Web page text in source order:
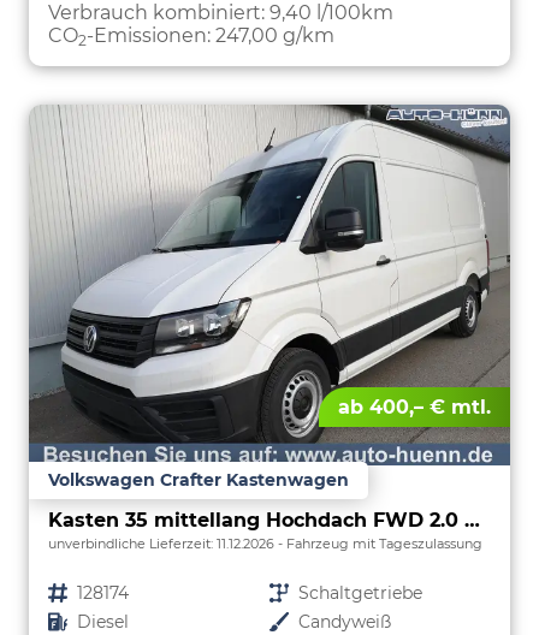
Verbrauch kombiniert: 9,40 l/100km
CO2-Emissionen: 247,00 g/km
ab 400,– € mtl.
Volkswagen Crafter Kastenwagen
Kasten 35 mittellang Hochdach FWD 2.0 TDI L3H3 AHK Kamera 270 Grad App PDC GRA Scheiben
unverbindliche Lieferzeit: 11.12.2026 Fahrzeug mit Tageszulassung
Fahrzeugnr. 128174 Getriebe Schaltgetriebe
Kraftstoff Diesel Außenfarbe Candyweiß